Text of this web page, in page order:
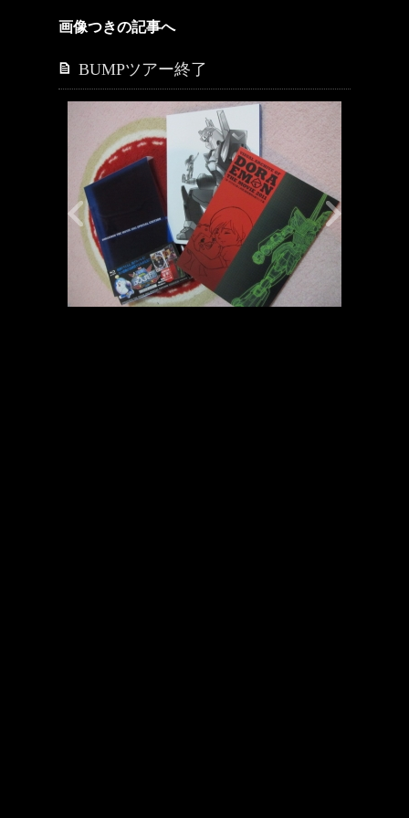
画像つきの記事へ
BUMPツアー終了